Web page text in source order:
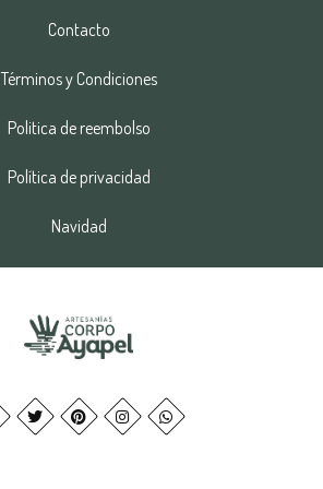
Contacto
Términos y Condiciones
Politica de reembolso
Política de privacidad
Navidad